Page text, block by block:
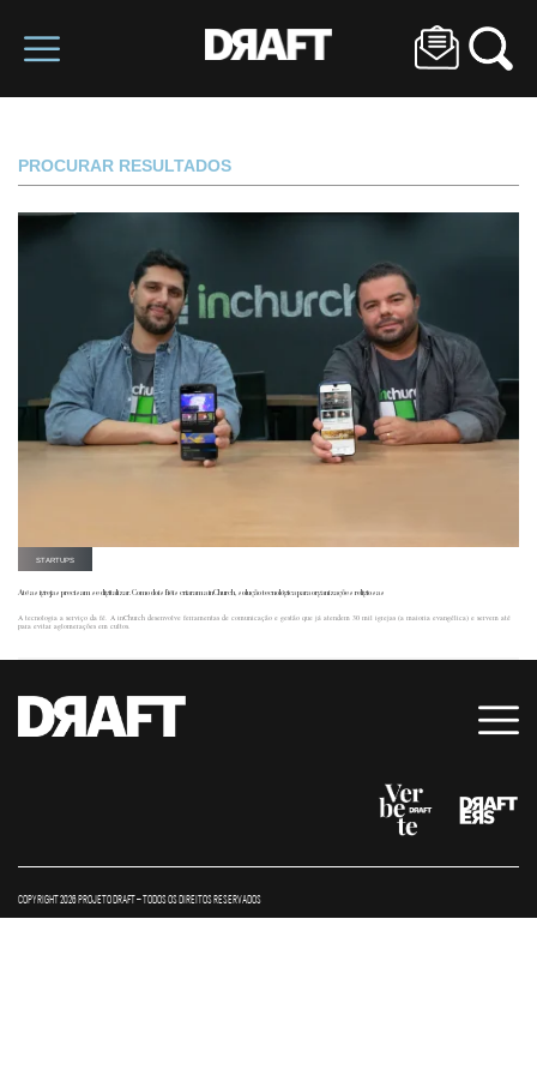
PROCURAR RESULTADOS
STARTUPS
Até as igrejas precisam se digitalizar. Como dois fiéis criaram a inChurch, solução tecnológica para organizações religiosas
A tecnologia a serviço da fé. A inChurch desenvolve ferramentas de comunicação e gestão que já atendem 30 mil igrejas (a maioria evangélica) e servem até
para evitar aglomerações em cultos.
COPYRIGHT 2026 PROJETO DRAFT – TODOS OS DIREITOS RESERVADOS